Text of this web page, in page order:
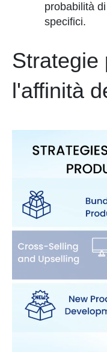
probabilità
specifici.
Strategie
l'affinità